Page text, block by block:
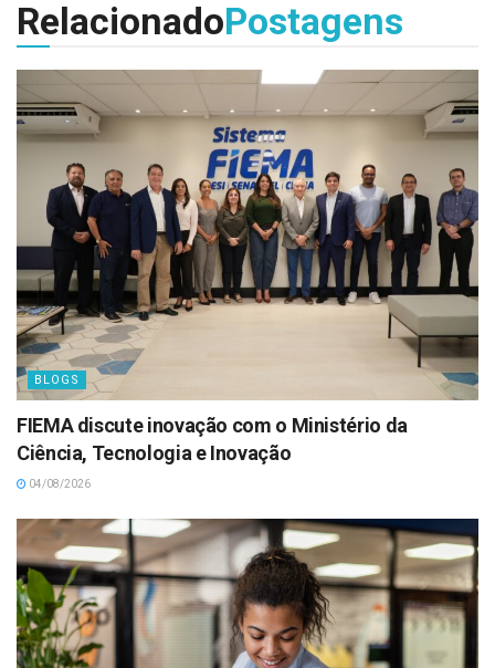
RelacionadoPostagens
BLOGS
FIEMA discute inovação com o Ministério da
Ciência, Tecnologia e Inovação
04/08/2026